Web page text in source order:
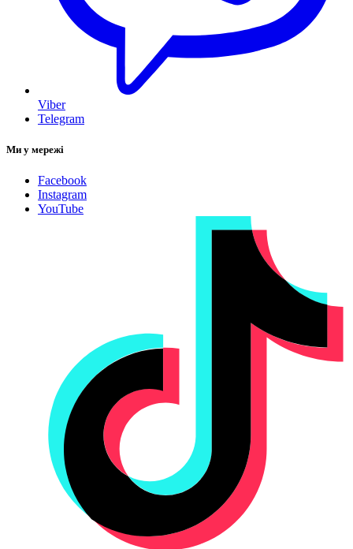
Viber
Telegram
Ми у мережі
Facebook
Instagram
YouTube